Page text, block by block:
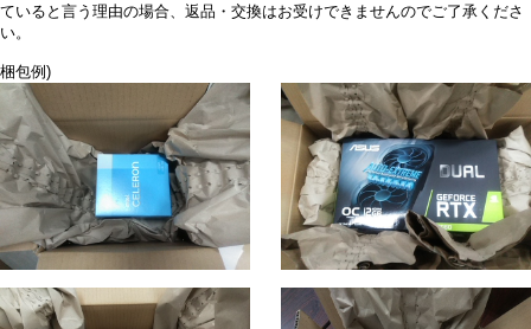
ていると言う理由の場合、返品・交換はお受けできませんのでご了承くださ
い。
梱包例)